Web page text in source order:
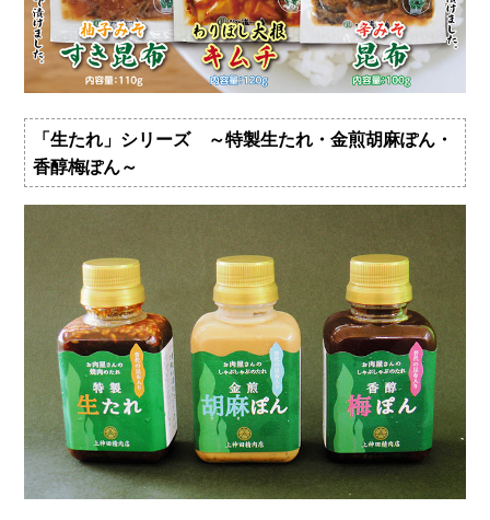
「生たれ」シリーズ ～特製生たれ・金煎胡麻ぽん・
香醇梅ぽん～